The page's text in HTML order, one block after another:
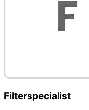
Filterspecialist